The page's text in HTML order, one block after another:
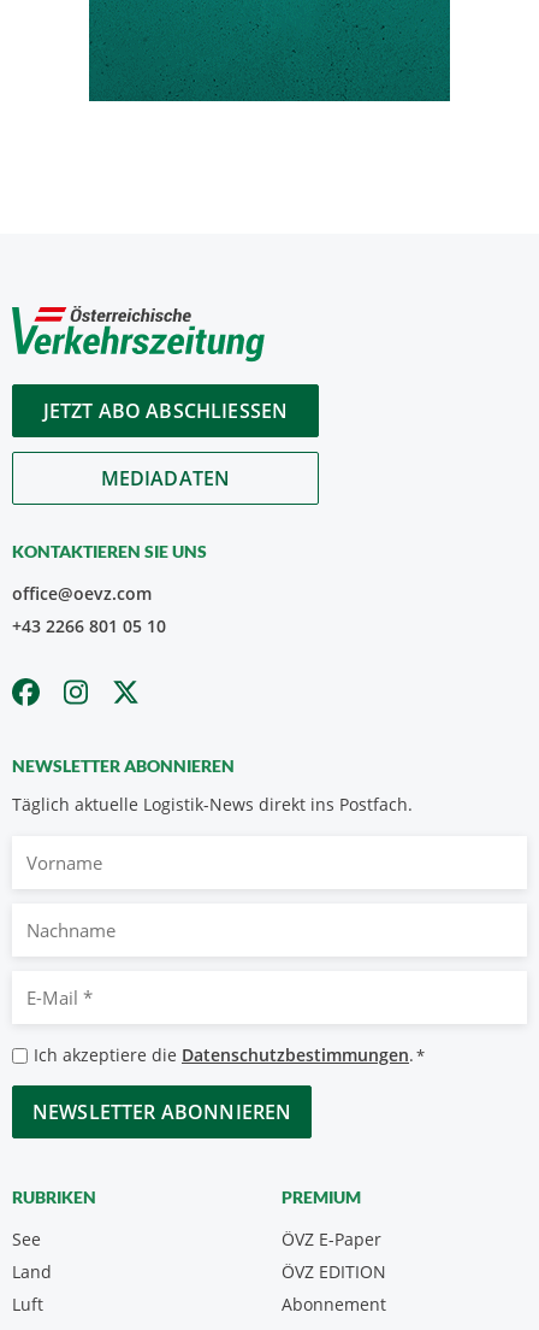
JETZT ABO ABSCHLIESSEN
MEDIADATEN
KONTAKTIEREN SIE UNS
office@oevz.com
+43 2266 801 05 10
NEWSLETTER ABONNIEREN
Täglich aktuelle Logistik-News direkt ins Postfach.
Nachname
Mail
*
Datenschutzbestimmungen
*
Ich akzeptiere die Datenschutzbestimmungen.*
CAPTCHA
RUBRIKEN
See
Land
Luft
PREMIUM
ÖVZ E-Paper
Abonnement
ÖVZ EDITION